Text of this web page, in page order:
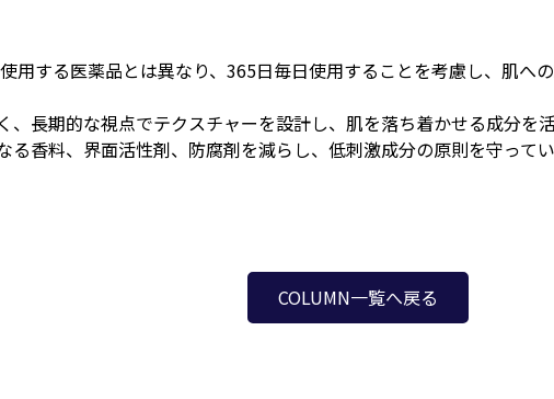
用する医薬品とは異なり、365日毎日使用することを考慮し、肌へ
、長期的な視点でテクスチャーを設計し、肌を落ち着かせる成分を活
る香料、界面活性剤、防腐剤を減らし、低刺激成分の原則を守ってい
COLUMN一覧へ戻る